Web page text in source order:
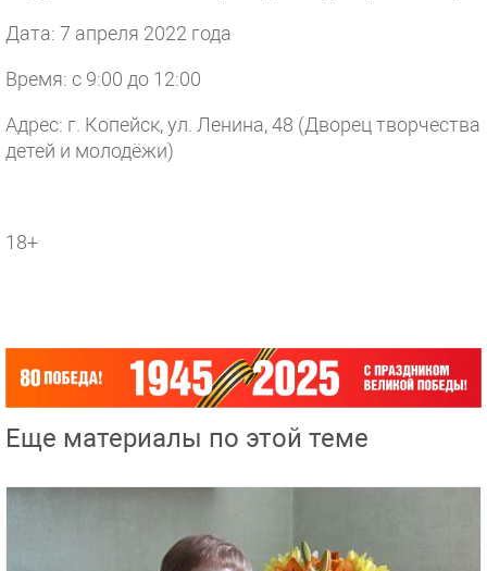
Дата: 7 апреля 2022 года
Время: с 9:00 до 12:00
Адрес: г. Копейск, ул. Ленина, 48 (Дворец творчества
детей и молодёжи)
18+
Еще материалы по этой теме